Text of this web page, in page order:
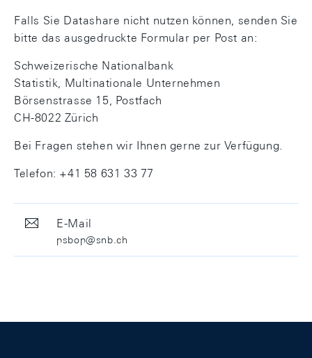
Falls Sie Datashare nicht nutzen können, senden Sie
bitte das ausgedruckte Formular per Post an:
Schweizerische Nationalbank
Statistik, Multinationale Unternehmen
Börsenstrasse 15, Postfach
CH-8022 Zürich
Bei Fragen stehen wir Ihnen gerne zur Verfügung.
Telefon: +41 58 631 33 77
E-Mail
psbop@snb.ch
Footer